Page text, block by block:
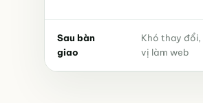
Sau bàn
giao
Khó thay
vị làm web